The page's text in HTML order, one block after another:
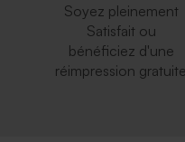
Soyez pleinement
Satisfait ou
bénéficiez d'une
réimpression gratuite